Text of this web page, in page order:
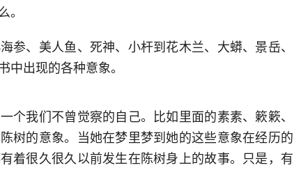
。
参、美人鱼、死神、小杆到花木兰、大蟒、景岳、
出现的各种意象。
个我们不曾觉察的自己。比如里面的素素、簌簌、
树的意象。当她在梦里梦到她的这些意象在经历的
着很久很久以前发生在陈树身上的故事。只是，有